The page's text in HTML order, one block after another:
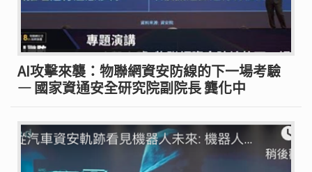
AI攻擊來襲：物聯網資安防線的下一場考驗
— 國家資通安全研究院副院長 龔化中